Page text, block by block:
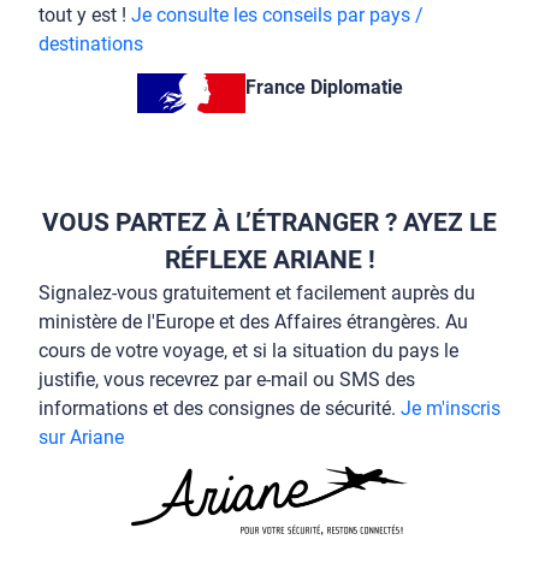
tout y est ! Je consulte les conseils par pays /
destinations
France Diplomatie
VOUS PARTEZ À L’ÉTRANGER ? AYEZ LE
RÉFLEXE ARIANE !
Signalez-vous gratuitement et facilement auprès du
ministère de l'Europe et des Affaires étrangères. Au
cours de votre voyage, et si la situation du pays le
justifie, vous recevrez par e-mail ou SMS des
informations et des consignes de sécurité. Je m'inscris
sur Ariane